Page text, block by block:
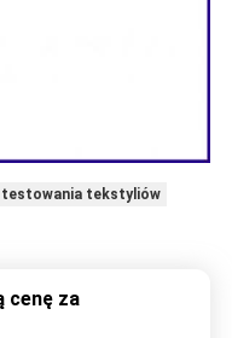
testowania tekstyliów
cenę za